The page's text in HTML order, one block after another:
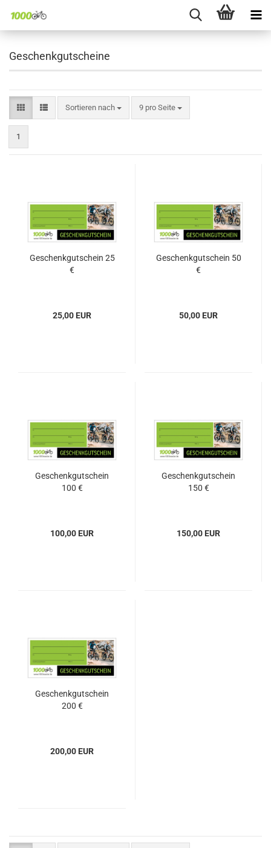
Geschenkgutscheine
Sortieren nach
Sortieren nach 9 pro Seite
pro Seite
1
Geschenkgutschein 25
€
25,00 EUR
Geschenkgutschein 50
€
50,00 EUR
Geschenkgutschein
100 €
100,00 EUR
Geschenkgutschein
150 €
150,00 EUR
Geschenkgutschein
200 €
200,00 EUR